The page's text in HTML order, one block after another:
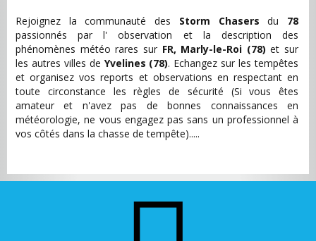
Rejoignez la communauté des Storm Chasers du 78
passionnés par l' observation et la description des
phénomènes météo rares sur FR, Marly-le-Roi (78) et sur
les autres villes de Yvelines (78). Echangez sur les tempêtes
et organisez vos reports et observations en respectant en
toute circonstance les règles de sécurité (Si vous êtes
amateur et n'avez pas de bonnes connaissances en
météorologie, ne vous engagez pas sans un professionnel à
vos côtés dans la chasse de tempête).....